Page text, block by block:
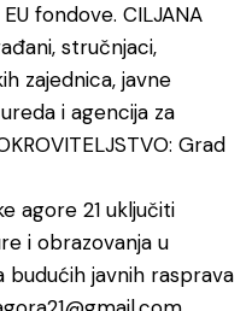
fondove. CILJANA
stručnjaci,
zajednica, javne
i agencija za
Grad
agore 21 uključiti
i obrazovanja u
javnih rasprava